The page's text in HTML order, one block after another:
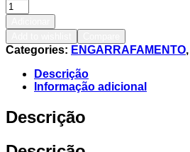
Categories: ENGARRAFAMENTO,
Descrição
Informação adicional
Descrição